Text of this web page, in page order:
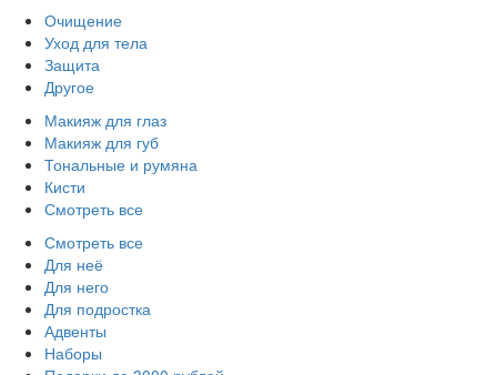
Очищение
Уход для тела
Защита
Другое
Макияж для глаз
Макияж для губ
Тональные и румяна
Кисти
Смотреть все
Смотреть все
Для неё
Для него
Для подростка
Адвенты
Наборы